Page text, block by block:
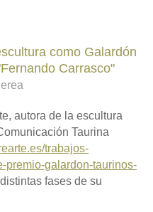
como Galardón
Carrasco"
autora de la escultura
Taurina
trabajos-
premio-galardon-taurinos-
fases de su